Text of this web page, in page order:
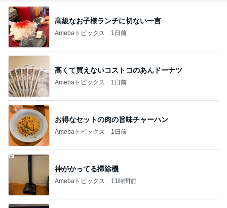
高級なお子様ランチに切ない一言
Amebaトピックス 1日前
高くて買えないコストコのあんドーナツ
Amebaトピックス 1日前
お得なセットの肉の旨味チャーハン
Amebaトピックス 1日前
神がかってる掃除機
Amebaトピックス 11時間前